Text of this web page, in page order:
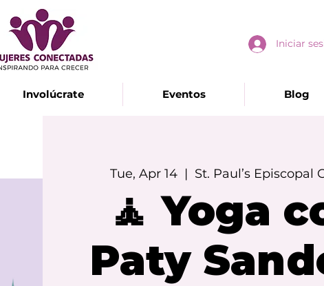
Iniciar
Involúcrate Eventos Blog
Tue, Apr 14
  |
St. Paul’s Episcopal
🧘 Yoga
Paty